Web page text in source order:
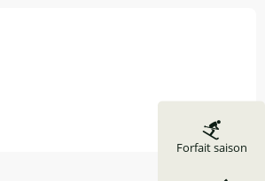
Forfait saison